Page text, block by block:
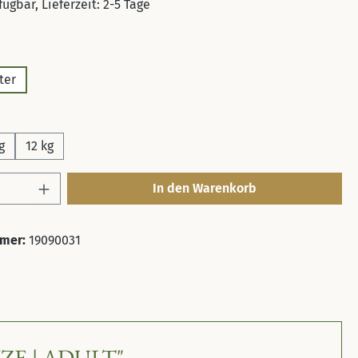
Lieferzeit: 2-5 Tage
12 kg
Anzahl: Gib den gewünschten Wert ein
In den Warenkorb
19090031